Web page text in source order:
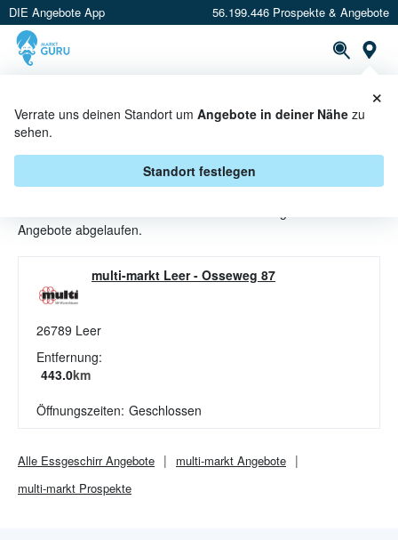
DIE Angebote App 56.199.446 Prospekte & Angebote
Verrate uns deinen Standort um Angebote in deiner Nähe zu
sehen.
Standort festlegen
×
ESSGESCHIRR ANGEBOTE &
AKTIONEN BEI MULTI-MARKT
Angebote abgelaufen.
multi-markt Leer- Osseweg 87
26789 Leer
Entfernung:
443.0km
Öffnungszeiten: Geschlossen
Alle EssgeschirrAngebote multi-markt Angebote
multi-markt Prospekte